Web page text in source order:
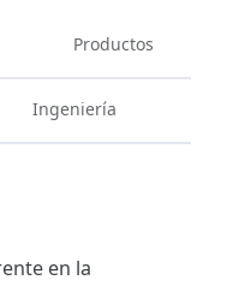
Productos
Ingeniería
en la